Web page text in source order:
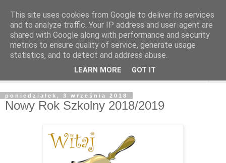
poniedziałek, 3 września 2018
Nowy Rok Szkolny 2018/2019
This site uses cookies from Google to deliver its services
and to analyze traffic. Your IP address and user-agent are
shared with Google along with performance and security
metrics to ensure quality of service, generate usage
statistics, and to detect and address abuse.
LEARN MORE GOT IT